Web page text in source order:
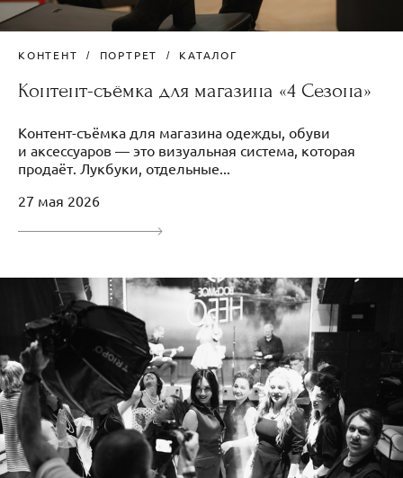
КОНТЕНТ ПОРТРЕТ КАТАЛОГ
Контент-съëмка для магазина «4 Сезона»
Контент-съёмка для магазина одежды, обуви
и аксессуаров — это визуальная система, которая
продаёт. Лукбуки, отдельные...
27 мая 2026